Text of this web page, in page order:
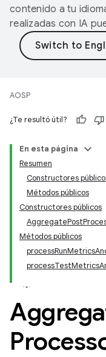
contenido a tu
realizadas con IA
AOSP
¿Te resultó útil?
En esta página
Resumen
Constructores
Métodos públicos
Constructores públicos
Métodos públicos